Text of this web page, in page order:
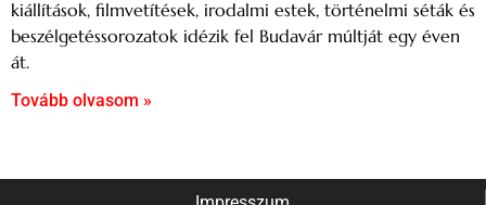
kiállítások, filmvetítések, irodalmi estek, történelmi séták és
beszélgetéssorozatok idézik fel Budavár múltját egy éven
át.
Tovább olvasom »